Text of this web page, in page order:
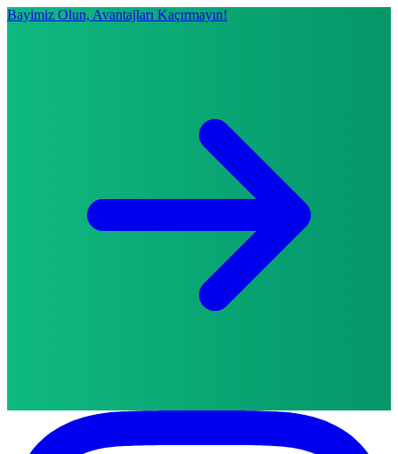
Bayimiz Olun, Avantajları Kaçırmayın!